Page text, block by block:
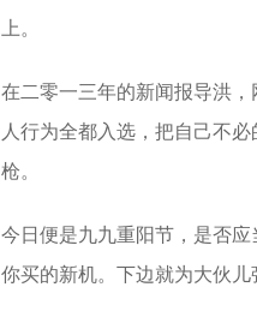
上。
在二零一三年的新闻报导洪
人行为全都入选，把自己不
枪。
今日便是九九重阳节，是否
你买的新机。下边就为大伙儿